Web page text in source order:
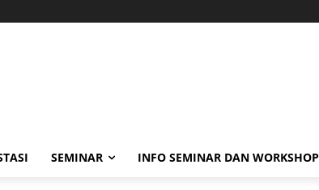
SEMINAR INFO SEMINAR DAN WORKSHOP